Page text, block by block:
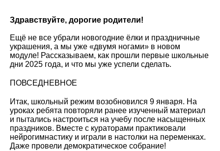
Здравствуйте, дорогие родители!
Ещё не все убрали новогодние ёлки и праздничные
украшения, а мы уже «двумя ногами» в новом
модуле! Рассказываем, как прошли первые школьные
дни 2025 года, и что мы уже успели сделать.
ПОВСЕДНЕВНОЕ
Итак, школьный режим возобновился 9 января. На
уроках ребята повторяли ранее изученный материал
и пытались настроиться на учебу после насыщенных
праздников. Вместе с кураторами практиковали
нейрогимнастику и играли в настолки на переменках.
Даже провели демократическое собрание!